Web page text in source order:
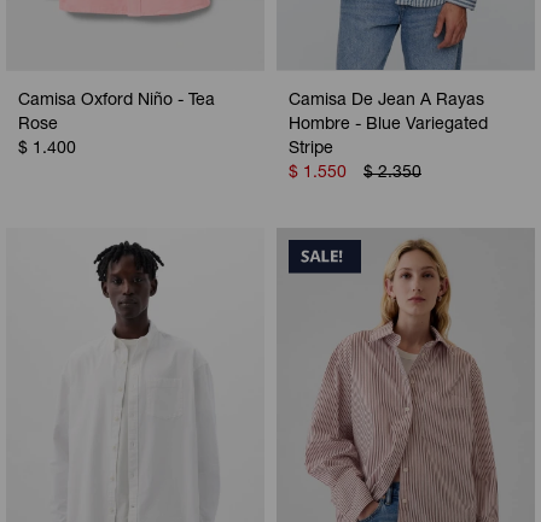
Camisa Oxford Niño - Tea
Rose
$ 1.400
Camisa De Jean A Rayas
Hombre - Blue Variegated
Stripe
$ 1.550 $ 2.350